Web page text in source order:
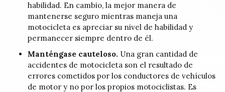
habilidad. En cambio, la mejor manera de
mantenerse seguro mientras maneja una
motocicleta es apreciar su nivel de habilidad y
permanecer siempre dentro de él.
Manténgase cauteloso. Una gran cantidad de
accidentes de motocicleta son el resultado de
errores cometidos por los conductores de vehículos
de motor y no por los propios motociclistas. Es